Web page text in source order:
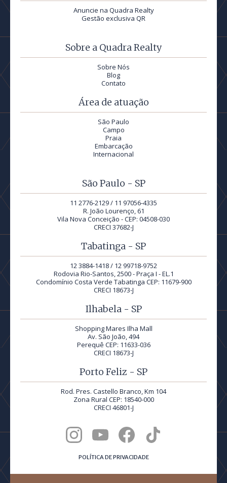
Anuncie na Quadra Realty
Gestão exclusiva QR
Sobre a Quadra Realty
Sobre Nós
Blog
Contato
Área de atuação
São Paulo
Campo
Praia
Embarcação
Internacional
São Paulo - SP
11 2776-2129 / 11 97056-4335
R. João Lourenço, 61
Vila Nova Conceição - CEP: 04508-030
CRECI 37682-J
Tabatinga - SP
12 3884-1418 / 12 99718-9752
Rodovia Rio-Santos, 2500 - Praça I - EL.1
Condomínio Costa Verde Tabatinga CEP: 11679-900
CRECI 18673-J
Ilhabela - SP
Shopping Mares Ilha Mall
Av. São João, 494
Perequê CEP: 11633-036
CRECI 18673-J
Porto Feliz - SP
Rod. Pres. Castello Branco, Km 104
Zona Rural CEP: 18540-000
CRECI 46801-J
POLÍTICA DE PRIVACIDADE